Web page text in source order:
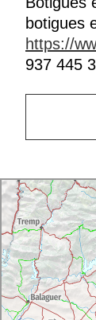
botigues
https://
937 445